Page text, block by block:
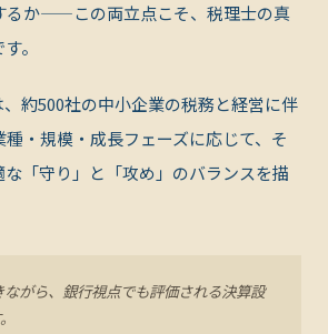
るか——この両立点こそ、税理士の真
。
、約500社の中小企業の税務と経営に伴
・規模・成長フェーズに応じて、そ
「守り」と「攻め」のバランスを描
がら、銀行視点でも評価される決算設